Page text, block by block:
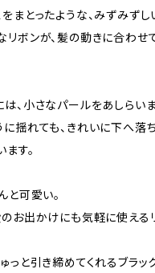
まとったような、みずみずし
リボンが、髪の動きに合わせ
、小さなパールをあしらいま
揺れても、きれいに下へ落
す。
と可愛い。
お出かけにも気軽に使える
っと引き締めてくれるブラッ